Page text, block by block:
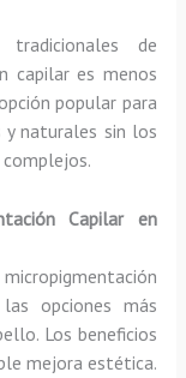
de
capilar es menos
popular para
y naturales sin los
Capilar en
opciones más
Los beneficios
mejora estética.